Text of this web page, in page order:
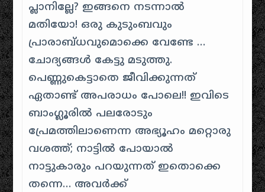
പ്ലാനില്ലേ? ഇങ്ങനെ നടന്നാല്‍
മതിയോ! ഒരു കുടുംബവും
പ്രാരാബ്ധവുമൊക്കെ വേണ്ടേ …
ചോദ്യങ്ങള്‍ കേട്ടു മടുത്തു.
പെണ്ണുകെട്ടാതെ ജീവിക്കുന്നത്
ഏതാണ്ട് അപരാധം പോലെ!! ഇവിടെ
ബാംഗ്ലൂരില്‍ പലരോടും
പ്രേമത്തിലാണെന്ന അഭ്യൂഹം മറ്റൊരു
വശത്ത്; നാട്ടില്‍ പോയാല്‍
നാട്ടുകാരും പറയുന്നത് ഇതൊക്കെ
തന്നെ… അവർക്ക്